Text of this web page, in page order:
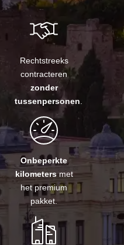
Rechtstreeks
contracteren
zonder
tussenpersonen
Onbeperkte
kilometersmet
het premium
pakket.